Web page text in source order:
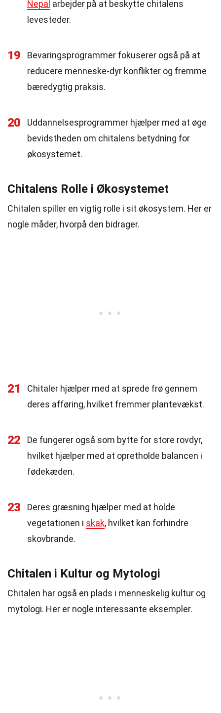
Nepal arbejder på at beskytte chitalens
levesteder.
19
Bevaringsprogrammer fokuserer også på at
reducere menneske-dyr konflikter og fremme
bæredygtig praksis.
20
Uddannelsesprogrammer hjælper med at øge
bevidstheden om chitalens betydning for
økosystemet.
Chitalens Rolle i Økosystemet
Chitalen spiller en vigtig rolle i sit økosystem. Her er
nogle måder, hvorpå den bidrager.
21
Chitaler hjælper med at sprede frø gennem
deres afføring, hvilket fremmer plantevækst.
22
De fungerer også som bytte for store rovdyr,
hvilket hjælper med at opretholde balancen i
fødekæden.
23
Deres græsning hjælper med at holde
vegetationen i skak, hvilket kan forhindre
skovbrande.
Chitalen i Kultur og Mytologi
Chitalen har også en plads i menneskelig kultur og
mytologi. Her er nogle interessante eksempler.